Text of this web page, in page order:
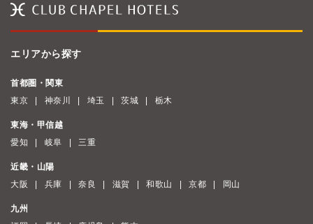
エリアから探す
首都圏・関東
東京
神奈川 埼玉 茨城 栃木
東海・甲信越
愛知
岐阜 三重
近畿・山陽
大阪
兵庫 奈良 滋賀 和歌山 京都 岡山
九州